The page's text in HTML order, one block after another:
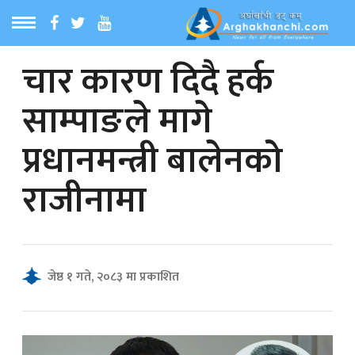
MENU
समाचार
समाचार
चार कारण दिदै हर्क
साम्पाङले मागे
प्रधानमन्त्री बालेनको
राजीनामा
जेष्ठ १ गते, २०८३ मा प्रकाशित